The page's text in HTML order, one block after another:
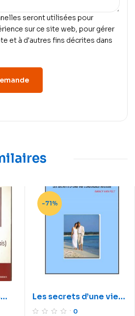
seront utilisées pour
sur ce site web, pour gérer
et à d'autres fins décrites dans
-71%
Les secrets d’une vie
conjugale réussie
0